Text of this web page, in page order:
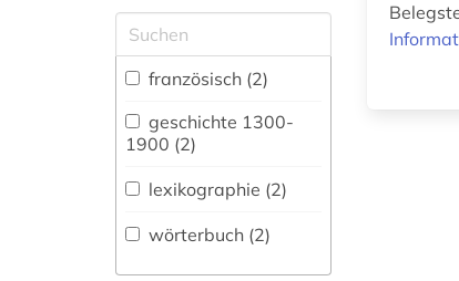
Allgemeine und
vergleichende Sprach-
und
Literaturwissenschaft.
Indogermanistik.
Außereuropäische
Literaturen (0)
Anglistik.
Amerikanistik (0)
französisch (2)
geschichte 1300-
1900 (2)
lexikographie (2)
wörterbuch (2)